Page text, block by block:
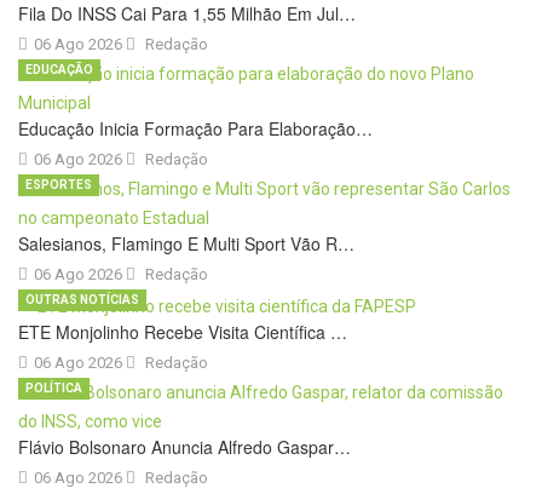
Fila Do INSS Cai Para 1,55 Milhão Em Jul…
06 Ago 2026 Redação
Educação Inicia Formação Para Elaboração…
06 Ago 2026
EDUCAÇÃO
Redação
Salesianos, Flamingo E Multi Sport Vão R…
06 Ago 2026
ESPORTES
Redação
ETE Monjolinho Recebe Visita Científica …
06 Ago 2026
OUTRAS NOTÍCIAS
Redação
Flávio Bolsonaro Anuncia Alfredo Gaspar…
06 Ago 2026
POLÍTICA
Redação